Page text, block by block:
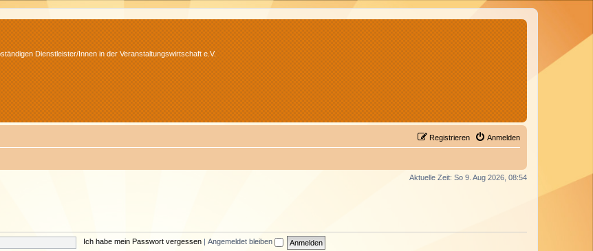
Dienstleister/Innen in der Veranstaltungswirtschaft e.V.
Anmelden
Registrieren
Aktuelle Zeit: So 9. Aug 2026, 08:54
Ich habe mein Passwort vergessen Angemeldet bleiben